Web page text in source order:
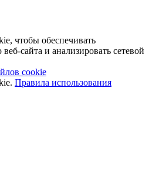
чтобы обеспечивать
сайта и анализировать сетевой
cookie
Правила использования